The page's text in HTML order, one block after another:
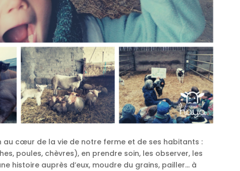
au cœur de la vie de notre ferme et de ses habitants :
poules, chèvres), en prendre soin, les observer, les
histoire auprès d’eux, moudre du grains, pailler… à